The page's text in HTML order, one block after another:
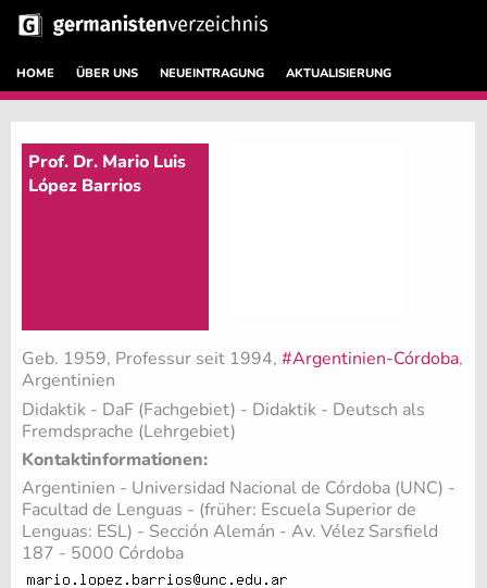
HOME ÜBER UNS NEUEINTRAGUNG AKTUALISIERUNG
Prof. Dr. Mario Luis
López Barrios
Geb. 1959, Professur seit 1994, #Argentinien-Córdoba,
Argentinien
Didaktik - DaF (Fachgebiet) - Didaktik - Deutsch als
Fremdsprache (Lehrgebiet)
Kontaktinformationen:
Argentinien - Universidad Nacional de Córdoba (UNC) -
Facultad de Lenguas - (früher: Escuela Superior de
Lenguas: ESL) - Sección Alemán - Av. Vélez Sarsfield
187 - 5000 Córdoba